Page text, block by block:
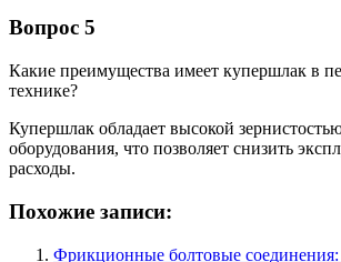
Вопрос 5
Какие преимущества имеет купершлак в
технике?
Купершлак обладает высокой
оборудования, что позволяет снизить
расходы.
Похожие записи:
Фрикционные болтовые соединения: